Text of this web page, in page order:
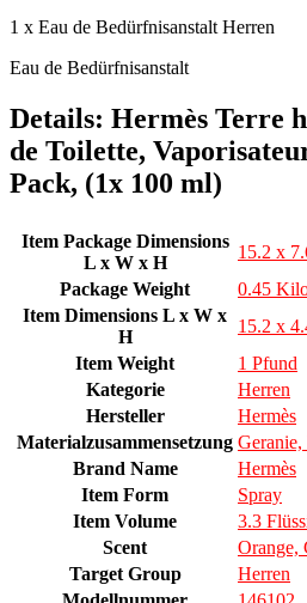
1 x Eau de Bedürfnisanstalt Herren
Eau de Bedürfnisanstalt
Details: Hermès Terre
de Toilette,
Pack, (1x 100 ml)
Item Package Dimensions
L x W x H
15.2 x
Package Weight
0.45
Item Dimensions L x W x
H
15.2 x
Item Weight
1 Pfund
Kategorie
Herren
Hersteller
Hermès
Materialzusammensetzung
Brand Name
Hermès
Item Form
Spray
Item Volume
3.3
Scent
Orange,
Target Group
Herren